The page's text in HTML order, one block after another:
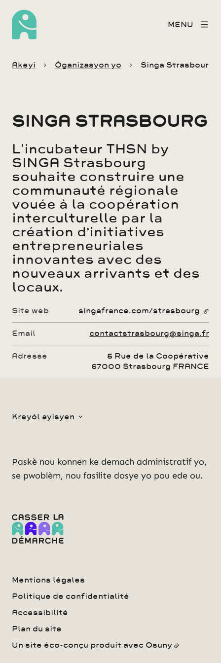
MENU
Akeyi Òganizasyon yo Singa Strasbourg
SINGA STRASBOURG
L'incubateur THSN by
SINGA Strasbourg
souhaite construire une
communauté régionale
vouée à la coopération
interculturelle par la
création d’initiatives
entrepreneuriales
innovantes avec des
nouveaux arrivants et des
locaux.
Site web singafrance.com/strasbourg -
Email contactstrasbourg@singa.fr
Adresse
5 Rue de la Coopérative
67000 Strasbourg FRANCE
Kreyòl ayisyen
Paskè nou konnen ke demach administratif yo,
se pwoblèm, nou fasilite dosye yo pou ede ou.
Mentions légales
Politique de confidentialité
Accessibilité
Plan du site
Un site éco-conçu produit avec Osuny